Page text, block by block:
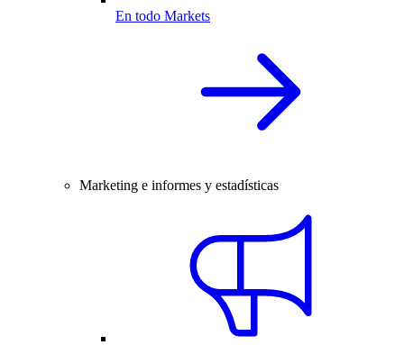
En todo Markets
Marketing e informes y estadísticas